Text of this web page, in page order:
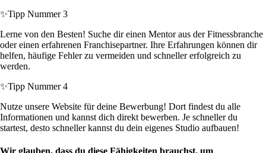
✨Tipp Nummer 3
Lerne von den Besten! Suche dir einen Mentor aus der Fitnessbranche
oder einen erfahrenen Franchisepartner. Ihre Erfahrungen können dir
helfen, häufige Fehler zu vermeiden und schneller erfolgreich zu
werden.
✨Tipp Nummer 4
Nutze unsere Website für deine Bewerbung! Dort findest du alle
Informationen und kannst dich direkt bewerben. Je schneller du
startest, desto schneller kannst du dein eigenes Studio aufbauen!